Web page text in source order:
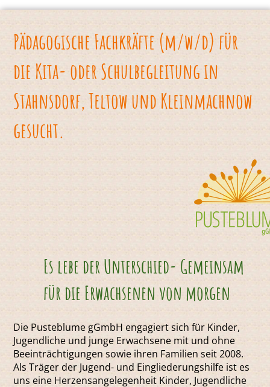
Pädagogische Fachkräfte (m/w/d) für
die Kita- oder Schulbegleitung in
Stahnsdorf, Teltow und Kleinmachnow
gesucht.
Es lebe der Unterschied- Gemeinsam
für die Erwachsenen von morgen
Die Pusteblume gGmbH engagiert sich für Kinder,
Jugendliche und junge Erwachsene mit und ohne
Beeinträchtigungen sowie ihren Familien seit 2008.
Als Träger der Jugend- und Eingliederungshilfe ist es
uns eine Herzensangelegenheit Kinder, Jugendliche